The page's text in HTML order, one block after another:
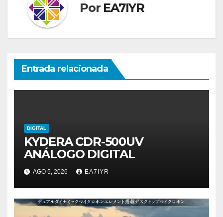
Por EA7IYR
Entrada relacionada
DIGITAL
KYDERA CDR-500UV
ANÁLOGO DIGITAL
AGO 5, 2026 EA7IYR